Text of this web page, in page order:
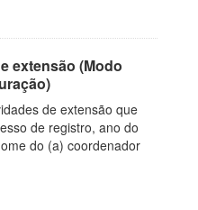
extensão (Modo
de extensão que
de registro, ano do
do (a) coordenador